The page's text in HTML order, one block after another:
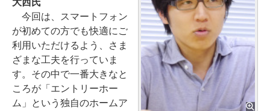
大西氏
今回は、スマートフォン
が初めての方でも快適にご
利用いただけるよう、さま
ざまな工夫を行っていま
す。その中で一番大きなと
ころが「エントリーホー
ム」という独自のホームア